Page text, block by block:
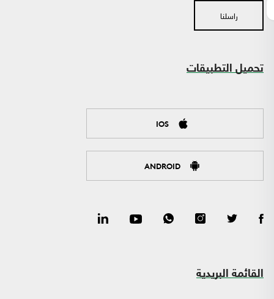
راسلنا
تحميل التطبيقات
IOS
ANDROID
القائمة البريدية